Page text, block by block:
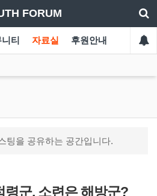
FORUM
티 자료실 후원안내
팅을 공유하는 공간입니다.
령군, 소련은 해방군?